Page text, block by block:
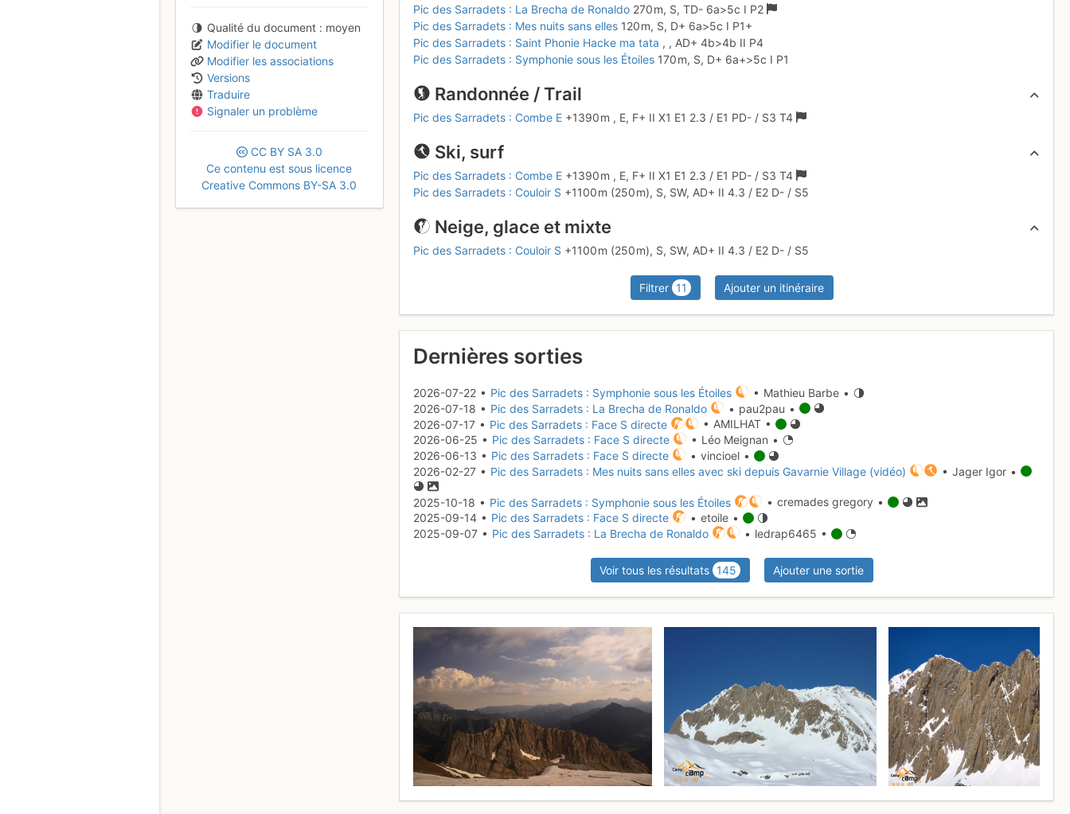
Qualité du document
moyen
Modifier le document
Modifier les associations
Versions
Traduire
Signaler un problème
CC BY SA 3.0
Ce contenu est sous licence
Creative Commons BY-SA 3.0
Pic des Sarradets : La Brecha de Ronaldo 270 m, S,TD- 6a>5c I P2
Pic des Sarradets : Mes nuits sans elles 120 m, S, D+ 6a>5c I P1+
Pic des Sarradets : Saint Phonie Hacke ma tata , , AD+4b>4b II P4
Pic des Sarradets : Symphonie sous les Étoiles 170 m, S, D+ 6a+>5c I P1
Randonnée / Trail
Pic des Sarradets : Combe E +1390 m , E, F+ IIX1 E1 2.3 / E1 PD- / S3T4
Ski, surf
Pic des Sarradets : Combe E +1390 m , E, F+ IIX1 E1 2.3 / E1 PD- / S3T4
Pic des Sarradets : Couloir S +1100 m (250 m), S, SW, AD+ II4.3 / E2 D- / S5
Neige, glace et mixte
Pic des Sarradets : Couloir S +1100 m (250 m), S, SW, AD+ II4.3 / E2 D- / S5
Filtrer 11 Ajouter un itinéraire
Dernières sorties
2026-07-22 • Pic des Sarradets : Symphonie sous les Étoiles
• Mathieu Barbe •
2026-07-18 • Pic des Sarradets : La Brecha de Ronaldo
• pau2pau •
2026-07-17 • Pic des Sarradets : Face S directe
• AMILHAT •
2026-06-25 • Pic des Sarradets : Face S directe
• Léo Meignan •
2026-06-13 • Pic des Sarradets : Face S directe
• vincioel •
2026-02-27 • Pic des Sarradets : Mes nuits sans elles avec ski depuis Gavarnie Village (vidéo) • Jager Igor •
2025-10-18 • Pic des Sarradets : Symphonie sous les Étoiles
• cremades gregory •
2025-09-14 • Pic des Sarradets : Face S directe
• etoile •
2025-09-07 • Pic des Sarradets : La Brecha de Ronaldo • ledrap6465 •
Voir tous les résultats 145 Ajouter une sortie